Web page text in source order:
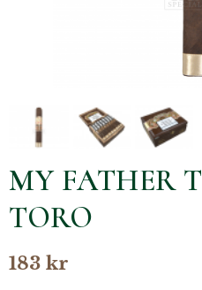
MY FATHER
TORO
183 kr